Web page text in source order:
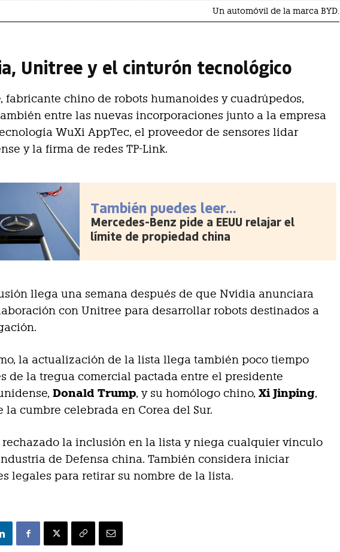
Un automóvil de la marca BYD.
Unitree y el cinturón tecnológico
fabricante chino de robots humanoides y cuadrúpedos,
entre las nuevas incorporaciones junto a la empresa
WuXi AppTec, el proveedor de sensores lídar
y la firma de redes TP-Link.
También puedes leer...
Mercedes-Benz pide a EEUU relajar el
límite de propiedad china
llega una semana después de que Nvidia anunciara
con Unitree para desarrollar robots destinados a
la actualización de la lista llega también poco tiempo
de la tregua comercial pactada entre el presidente
Donald Trump, y su homólogo chino,Xi Jinping,
la cumbre celebrada en Corea del Sur.
rechazado la inclusión en la lista y niega cualquier vínculo
de Defensa china. También considera iniciar
legales para retirar su nombre de la lista.